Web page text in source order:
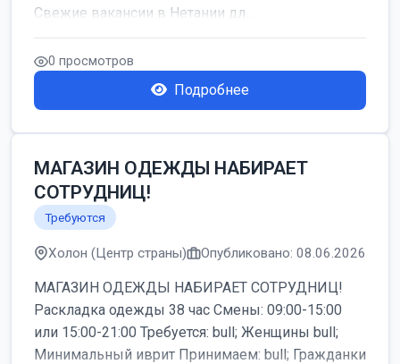
Свежие вакансии в Нетании дл...
0 просмотров
Подробнее
МАГАЗИН ОДЕЖДЫ НАБИРАЕТ
СОТРУДНИЦ!
Требуются
Холон (Центр страны) Опубликовано: 08.06.2026
МАГАЗИН ОДЕЖДЫ НАБИРАЕТ СОТРУДНИЦ!
Раскладка одежды 38 час Смены: 09:00-15:00
или 15:00-21:00 Требуется: bull; Женщины bull;
Минимальный иврит Принимаем: bull; Гражданки